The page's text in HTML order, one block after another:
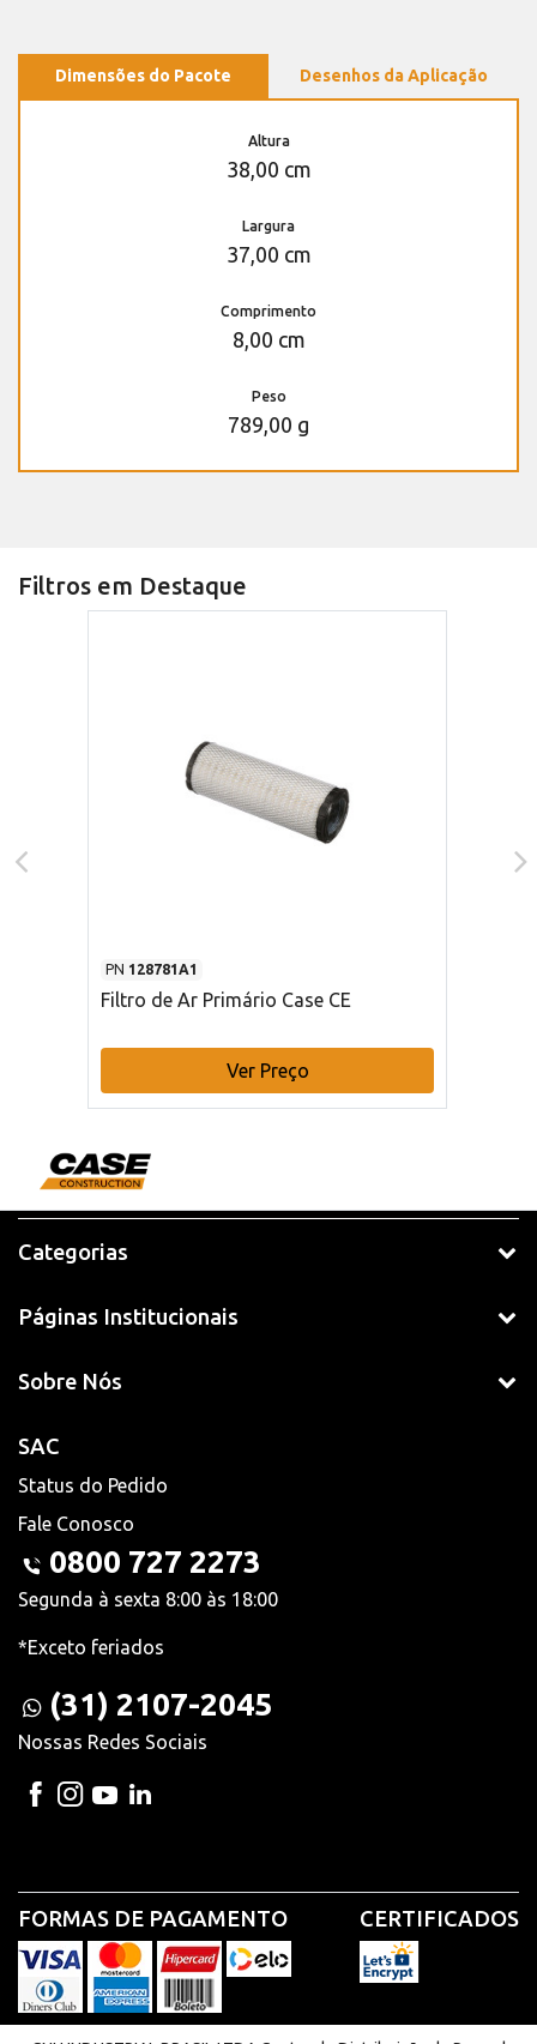
Dimensões do Pacote Desenhos da Aplicação
Altura
38,00 cm
Largura
37,00 cm
Comprimento
8,00 cm
Peso
789,00 g
Filtros em Destaque
PN 128781A1
Filtro de Ar Primário Case CE
Ver Preço
Categorias
Páginas Institucionais
Sobre Nós
SAC
Status do Pedido
Fale Conosco
0800 727 2273
Segunda à sexta 8:00 às 18:00
*Exceto feriados
(31) 2107-2045
Nossas Redes Sociais
FORMAS DE PAGAMENTO CERTIFICADOS